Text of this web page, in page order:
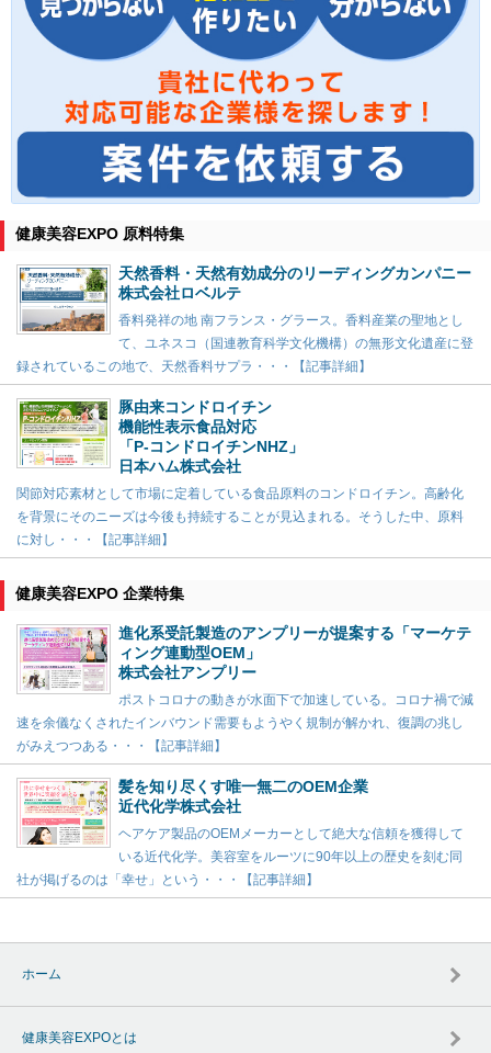
健康美容EXPO 原料特集
天然香料・天然有効成分のリーディングカンパニー
株式会社ロベルテ
香料発祥の地 南フランス・グラース。香料産業の聖地とし
て、ユネスコ（国連教育科学文化機構）の無形文化遺産に登
録されているこの地で、天然香料サプラ・・・【記事詳細】
豚由来コンドロイチン
機能性表示食品対応
「P-コンドロイチンNHZ」
日本ハム株式会社
関節対応素材として市場に定着している食品原料のコンドロイチン。高齢化
を背景にそのニーズは今後も持続することが見込まれる。そうした中、原料
に対し・・・【記事詳細】
健康美容EXPO 企業特集
進化系受託製造のアンプリーが提案する「マーケテ
ィング連動型OEM」
株式会社アンプリー
ポストコロナの動きが水面下で加速している。コロナ禍で減
速を余儀なくされたインバウンド需要もようやく規制が解かれ、復調の兆し
がみえつつある・・・【記事詳細】
髪を知り尽くす唯一無二のOEM企業
近代化学株式会社
ヘアケア製品のOEMメーカーとして絶大な信頼を獲得して
いる近代化学。美容室をルーツに90年以上の歴史を刻む同
社が掲げるのは「幸せ」という・・・【記事詳細】
ホーム
健康美容EXPOとは